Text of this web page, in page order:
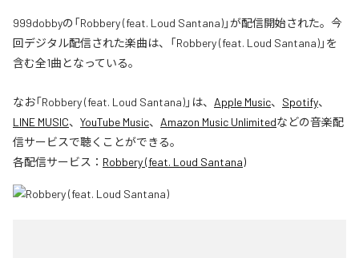
999dobbyの「Robbery (feat. Loud Santana)」が配信開始された。今
回デジタル配信された楽曲は、「Robbery (feat. Loud Santana)」を
含む全1曲となっている。
なお「Robbery (feat. Loud Santana)」は、 Apple Music、 Spotify、
LINE MUSIC、 YouTube Music、 Amazon Music Unlimitedなどの音楽配
信サービスで聴くことができる。
各配信サービス： Robbery (feat. Loud Santana)